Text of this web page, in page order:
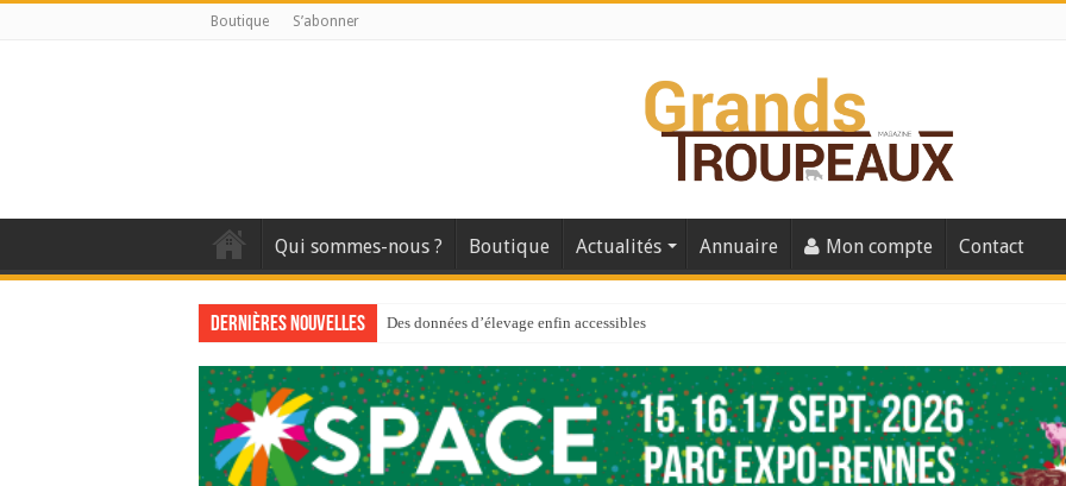
Boutique S’abonner
Qui sommes-nous ? Boutique Actualités Annuaire Mon compte Contact
Dernières nouvelles Des données d’élevage enfin accessibles
Au sommaire du premier numéro de 2025
Au sommaire de GTM 110
Aidez-nous à améliorer la santé de vos veaux !